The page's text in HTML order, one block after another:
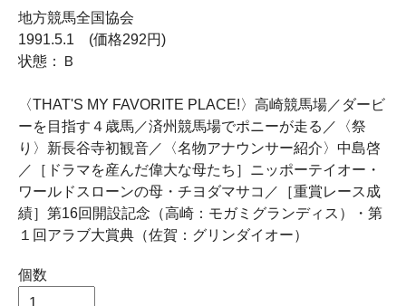
地方競馬全国協会
1991.5.1 (価格292円)
状態：Ｂ
〈THAT'S MY FAVORITE PLACE!〉高崎競馬場／ダービ
ーを目指す４歳馬／済州競馬場でポニーが走る／〈祭
り〉新長谷寺初観音／〈名物アナウンサー紹介〉中島啓
／［ドラマを産んだ偉大な母たち］ニッポーテイオー・
ワールドスローンの母・チヨダマサコ／［重賞レース成
績］第16回開設記念（高崎：モガミグランディス）・第
１回アラブ大賞典（佐賀：グリンダイオー）
個数